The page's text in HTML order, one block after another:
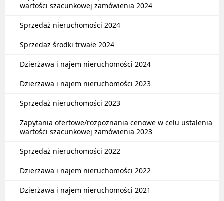
wartości szacunkowej zamówienia 2024
Sprzedaż nieruchomości 2024
Sprzedaż środki trwałe 2024
Dzierżawa i najem nieruchomości 2024
Dzierżawa i najem nieruchomości 2023
Sprzedaż nieruchomości 2023
Zapytania ofertowe/rozpoznania cenowe w celu ustalenia
wartości szacunkowej zamówienia 2023
Sprzedaż nieruchomości 2022
Dzierżawa i najem nieruchomości 2022
Dzierżawa i najem nieruchomości 2021